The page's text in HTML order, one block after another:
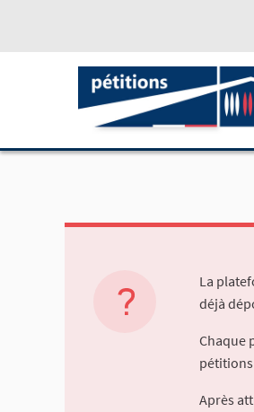
La
déjà
Chaque
Après